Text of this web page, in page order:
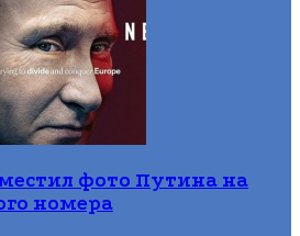
фото Путина на
номера